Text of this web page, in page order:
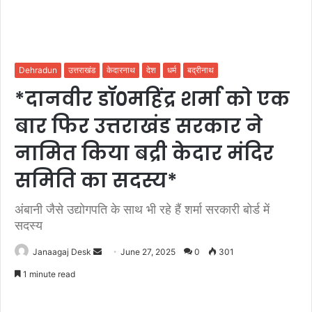
Dehradun उत्तराखंड केदारनाथ देश धर्म बद्रीनाथ
*दानवीर डॉ०महिंद्र शर्मा को एक
बार फिर उत्तराखंड सरकार ने
नामित किया बद्री केदार मंदिर
समिति का सदस्य*
अंबानी जैसे उद्योगपति के साथ भी रहे हैं शर्मा सरकारी बोर्ड में
सदस्य
Janaagaj Desk June 27, 2025 0 301
1 minute read